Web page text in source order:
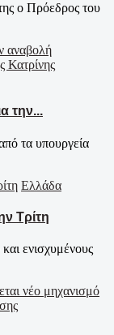
ο Πρόεδρος του
την...
τα υπουργεία
Ελλάδα
Τρίτη
ενισχυμένους